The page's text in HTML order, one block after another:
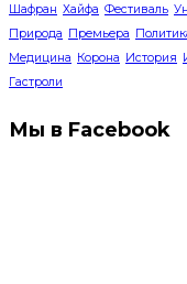
Шафран Хайфа Фестиваль
Природа Премьера
Медицина Корона История
Гастроли
Мы в Facebook